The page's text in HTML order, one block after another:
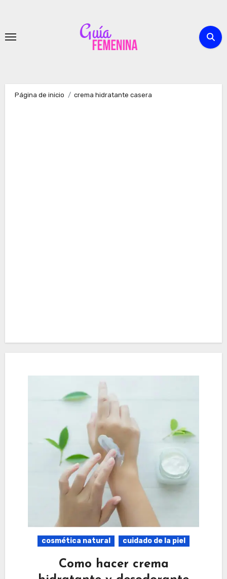
contenido
Página de inicio crema hidratante casera
cosmética natural cuidado de la piel
Como hacer crema